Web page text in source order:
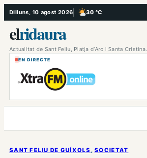
Vés
al
contingut
Dilluns, 10 agost 2026 30 °C
, Poc ennuvolat
elridaura
Actualitat de Sant Feliu, Platja d’Aro i Santa Cristina.
EN DIRECTE
SANT FELIU DE GUÍXOLS , SOCIETAT